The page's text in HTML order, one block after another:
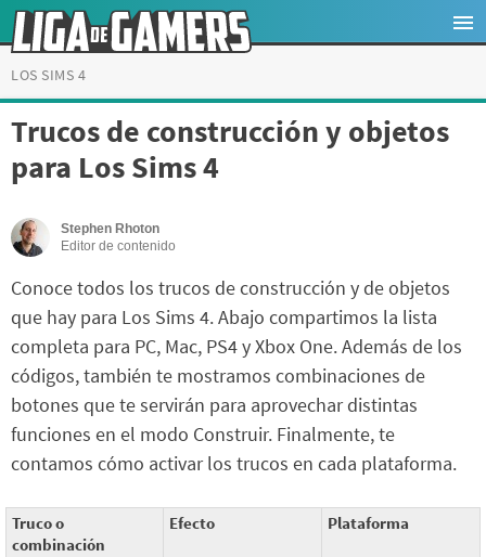
LOS SIMS 4
Trucos de construcción y objetos
para Los Sims 4
Stephen Rhoton
Editor de contenido
Conoce todos los trucos de construcción y de objetos
que hay para Los Sims 4. Abajo compartimos la lista
completa para PC, Mac, PS4 y Xbox One. Además de los
códigos, también te mostramos combinaciones de
botones que te servirán para aprovechar distintas
funciones en el modo Construir. Finalmente, te
contamos cómo activar los trucos en cada plataforma.
Truco o
combinación
Efecto Plataforma